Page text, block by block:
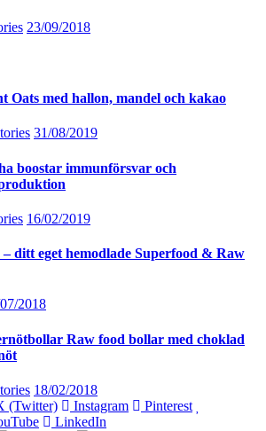
23/09/2018
Oats med hallon, mandel och kakao
31/08/2019
boostar immunförsvar och
16/02/2019
ditt eget hemodlade Superfood & Raw
2018
Raw food bollar med choklad
18/02/2018
(Twitter) Instagram
Pinterest
LinkedIn